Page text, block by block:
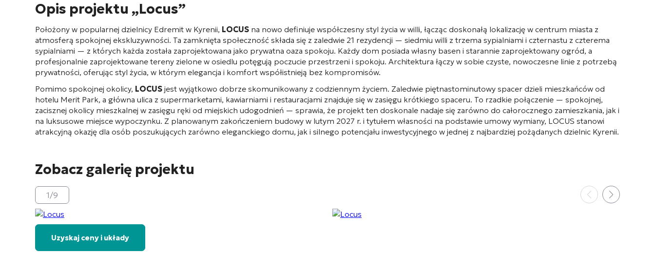
Opis projektu „Locus”
Położony w popularnej dzielnicy Edremit w Kyrenii, LOCUS na nowo definiuje współczesny styl życia w willi, łącząc doskonałą lokalizację w centrum miasta z
atmosferą spokojnej ekskluzywności. Ta zamknięta społeczność składa się z zaledwie 21 rezydencji — siedmiu willi z trzema sypialniami i czternastu z czterema
sypialniami — z których każda została zaprojektowana jako prywatna oaza spokoju. Każdy dom posiada własny basen i starannie zaprojektowany ogród, a
profesjonalnie zaprojektowane tereny zielone w osiedlu potęgują poczucie przestrzeni i spokoju. Architektura łączy w sobie czyste, nowoczesne linie z potrzebą
prywatności, oferując styl życia, w którym elegancja i komfort współistnieją bez kompromisów.
Pomimo spokojnej okolicy, LOCUS jest wyjątkowo dobrze skomunikowany z codziennym życiem. Zaledwie piętnastominutowy spacer dzieli mieszkańców od
hotelu Merit Park, a główna ulica z supermarketami, kawiarniami i restauracjami znajduje się w zasięgu krótkiego spaceru. To rzadkie połączenie — spokojnej,
zacisznej okolicy mieszkalnej w zasięgu ręki od miejskich udogodnień — sprawia, że projekt ten doskonale nadaje się zarówno do całorocznego zamieszkania, jak i
na luksusowe miejsce wypoczynku. Z planowanym zakończeniem budowy w lutym 2027 r. i tytułem własności na podstawie umowy wymiany, LOCUS stanowi
atrakcyjną okazję dla osób poszukujących zarówno eleganckiego domu, jak i silnego potencjału inwestycyjnego w jednej z najbardziej pożądanych dzielnic Kyrenii.
Zobacz galerię projektu
1/9
Uzyskaj ceny i układy